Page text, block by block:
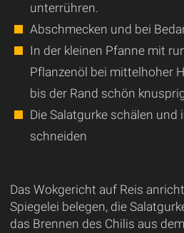
unterrühren.
Abschmecken und bei
In der kleinen Pfanne mit
Pflanzenöl bei mittelhoher
bis der Rand schön
Die Salatgurke schälen und
schneiden
Das Wokgericht auf Reis
Spiegelei belegen, die
das Brennen des Chilis aus